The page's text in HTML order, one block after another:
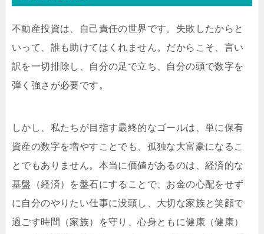
不動産投資は、自己責任の世界です。失敗したからと
いって、誰も助けてはくれません。だからこそ、言い
訳を一切排除し、自分の足で立ち、自分の頭で数字を
弾く強さが必要です。
しかし、私たちが目指す最終的なゴールは、単に保有
資産の数字を増やすことでも、孤独な大富豪になるこ
とでもありません。本当に価値があるのは、経済的な
基盤（経済）を盤石にすることで、お金の心配をせず
に自分のやりたい仕事に没頭し、大切な家族と笑顔で
過ごす時間（家族）を守り、心身ともに健康（健康）